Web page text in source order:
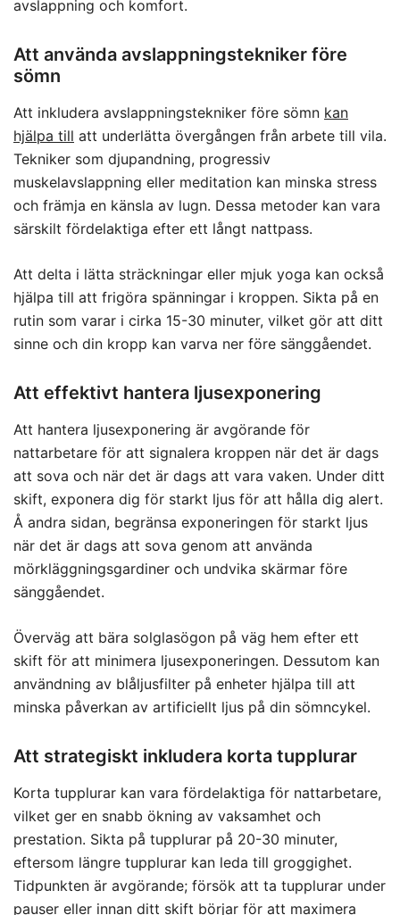
avslappning och komfort.
Att använda avslappningstekniker före
sömn
Att inkludera avslappningstekniker före sömn kan
hjälpa till att underlätta övergången från arbete till vila.
Tekniker som djupandning, progressiv
muskelavslappning eller meditation kan minska stress
och främja en känsla av lugn. Dessa metoder kan vara
särskilt fördelaktiga efter ett långt nattpass.
Att delta i lätta sträckningar eller mjuk yoga kan också
hjälpa till att frigöra spänningar i kroppen. Sikta på en
rutin som varar i cirka 15-30 minuter, vilket gör att ditt
sinne och din kropp kan varva ner före sänggåendet.
Att effektivt hantera ljusexponering
Att hantera ljusexponering är avgörande för
nattarbetare för att signalera kroppen när det är dags
att sova och när det är dags att vara vaken. Under ditt
skift, exponera dig för starkt ljus för att hålla dig alert.
Å andra sidan, begränsa exponeringen för starkt ljus
när det är dags att sova genom att använda
mörkläggningsgardiner och undvika skärmar före
sänggåendet.
Överväg att bära solglasögon på väg hem efter ett
skift för att minimera ljusexponeringen. Dessutom kan
användning av blåljusfilter på enheter hjälpa till att
minska påverkan av artificiellt ljus på din sömncykel.
Att strategiskt inkludera korta tupplurar
Korta tupplurar kan vara fördelaktiga för nattarbetare,
vilket ger en snabb ökning av vaksamhet och
prestation. Sikta på tupplurar på 20-30 minuter,
eftersom längre tupplurar kan leda till groggighet.
Tidpunkten är avgörande; försök att ta tupplurar under
pauser eller innan ditt skift börjar för att maximera